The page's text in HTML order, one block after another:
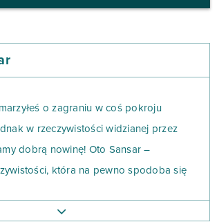
o zagraniu w coś pokroju
w rzeczywistości widzianej przez
dobrą nowinę! Oto Sansar –
która na pewno spodoba się